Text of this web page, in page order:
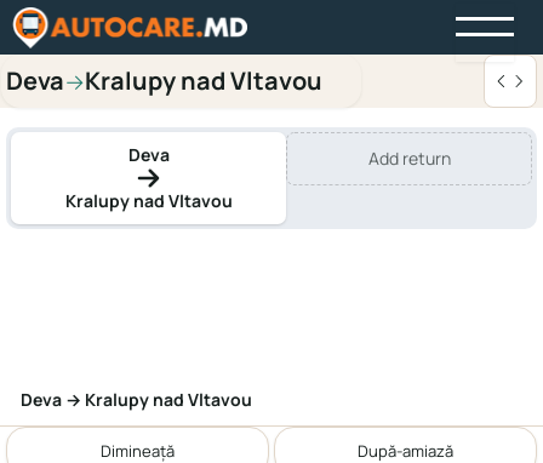
Deva→Kralupy nad Vltavou
Deva
Kralupy nad Vltavou
Add return
Deva → Kralupy nad Vltavou
Dimineață După-amiază